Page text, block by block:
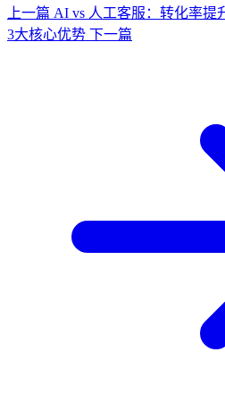
上一篇 AI vs 人工客服：转化率提
3大核心优势
下一篇